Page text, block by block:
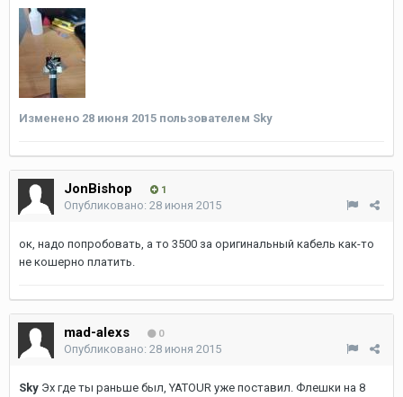
Изменено 28 июня 2015 пользователем Sky
JonBishop 1
Опубликовано: 28 июня 2015
ок, надо попробовать, а то 3500 за оригинальный кабель как-то
не кошерно платить.
mad-alexs 0
Опубликовано: 28 июня 2015
Sky Эх где ты раньше был, YATOUR уже поставил. Флешки на 8